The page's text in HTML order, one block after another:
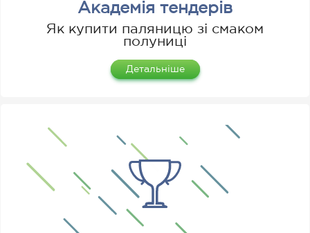
Академія тендерів
Як купити паляницю зі смаком
полуниці
Детальніше